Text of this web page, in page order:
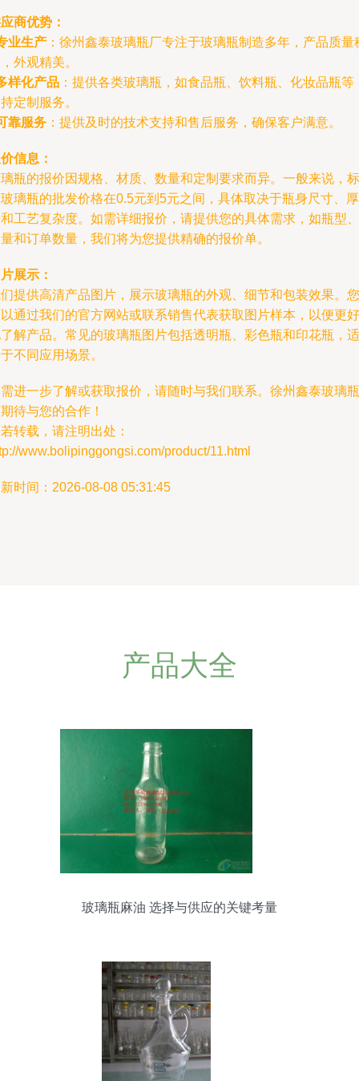
商优势：
业生产 ：徐州鑫泰玻璃瓶厂专注于玻璃瓶制造多年，产品质量
外观精美。
样化产品 ：提供各类玻璃瓶，如食品瓶、饮料瓶、化妆品瓶等
定制服务。
靠服务 ：提供及时的技术支持和售后服务，确保客户满意。
信息：
瓶的报价因规格、材质、数量和定制要求而异。一般来说，标
璃瓶的批发价格在0.5元到5元之间，具体取决于瓶身尺寸、厚
工艺复杂度。如需详细报价，请提供您的具体需求，如瓶型、
和订单数量，我们将为您提供精确的报价单。
展示：
提供高清产品图片，展示玻璃瓶的外观、细节和包装效果。您
通过我们的官方网站或联系销售代表获取图片样本，以便更好
解产品。常见的玻璃瓶图片包括透明瓶、彩色瓶和印花瓶，适
不同应用场景。
进一步了解或获取报价，请随时与我们联系。徐州鑫泰玻璃瓶
待与您的合作！
转载，请注明出处：
www.bolipinggongsi.com/product/11.html
时间：2026-08-08 05:31:45
产品大全
玻璃瓶麻油 选择与供应的关键考量